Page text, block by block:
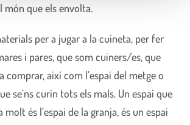
món que els envolta.
per a jugar a la cuineta, per fer
i pares, que som cuiners/es, que
comprar, així com l’espai del metge o
se’ns curin tots els mals. Un espai que
molt és l’espai de la granja, és un espai